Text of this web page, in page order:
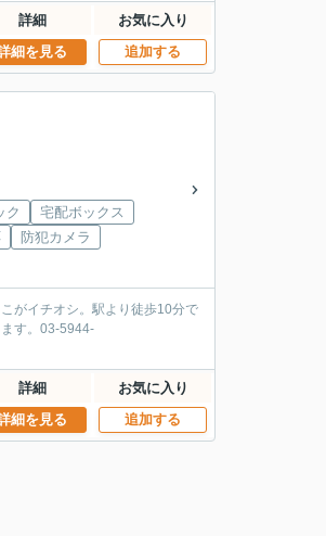
詳細 お気に入り
細を見る 追加する
ク
宅配ボックス
防犯カメラ
がイチオシ。駅より徒歩10分で
す。03-5944-
詳細 お気に入り
細を見る 追加する